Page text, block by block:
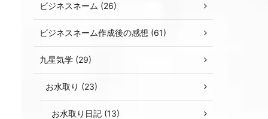
ビジネスネーム (26)
ビジネスネーム作成後の感想 (61)
九星気学 (29)
お水取り (23)
お水取り日記 (13)